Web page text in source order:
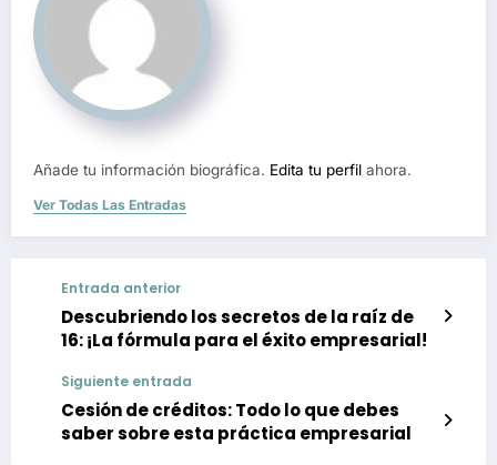
Añade tu información biográfica. Edita tu perfil ahora.
Ver Todas Las Entradas
Entrada anterior
Descubriendo los secretos de la raíz de
16: ¡La fórmula para el éxito empresarial!
Siguiente entrada
Cesión de créditos: Todo lo que debes
saber sobre esta práctica empresarial